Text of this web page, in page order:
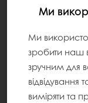
Ми
Ми
зробити наш
зручним для
виміряти та